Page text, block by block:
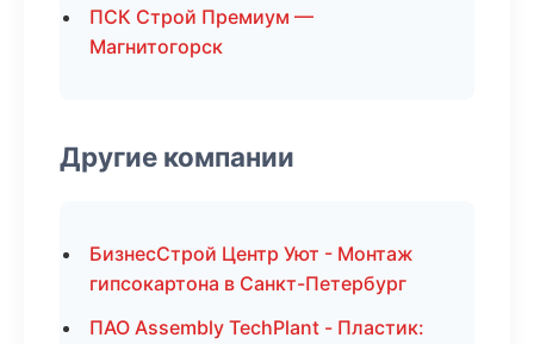
ПСК Строй Премиум —
Магнитогорск
Другие компании
БизнесСтрой Центр Уют - Монтаж
гипсокартона в Санкт-Петербург
ПАО Assembly TechPlant - Пластик: